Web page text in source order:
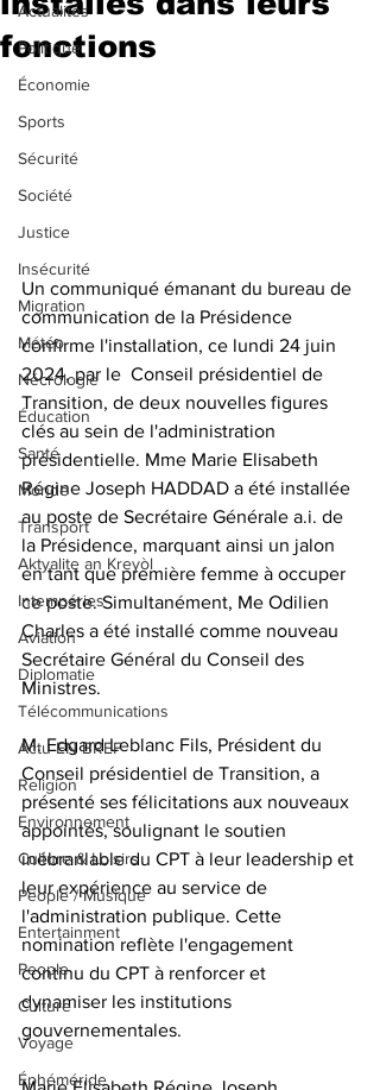
Actualités
Politique
Économie
Sports
Sécurité
Société
Justice
Insécurité
Migration
Météo
Nécrologie
Éducation
Santé
Monde
Transport
Aktyalite an Kreyòl
Intempéries
Aviation
Diplomatie
Télécommunications
Actu EN BREF
Religion
Environnement
Culture & Loisirs
People / Musique
Entertainment
People
Culture
Voyage
Éphéméride
fonctions
Un communiqué émanant du bureau de
communication de la Présidence
confirme l'installation, ce lundi 24 juin
2024, par le  Conseil présidentiel de
Transition, de deux nouvelles figures
clés au sein de l'administration
présidentielle. Mme Marie Elisabeth
Régine Joseph HADDAD a été installée
au poste de Secrétaire Générale a.i. de
la Présidence, marquant ainsi un jalon
en tant que première femme à occuper
ce poste. Simultanément, Me Odilien
Charles a été installé comme nouveau
Secrétaire Général du Conseil des
Ministres.
M. Edgard Leblanc Fils, Président du
Conseil présidentiel de Transition, a
présenté ses félicitations aux nouveaux
appointés, soulignant le soutien
inébranlable du CPT à leur leadership et
leur expérience au service de
l'administration publique. Cette
nomination reflète l'engagement
continu du CPT à renforcer et
dynamiser les institutions
gouvernementales.